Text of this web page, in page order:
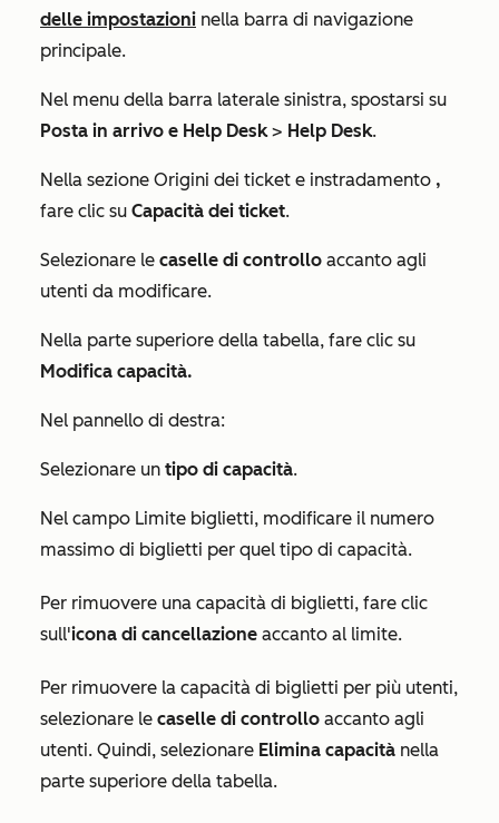
delle impostazioni nella barra di navigazione
principale.
Nel menu della barra laterale sinistra, spostarsi su
Posta in arrivo e Help Desk> Help Desk.
Nella sezione Origini dei ticket e instradamento ,
fare clic su Capacità dei ticket.
Selezionare le caselle di controllo accanto agli
utenti da modificare.
Nella parte superiore della tabella, fare clic su
Modifica capacità.
Nel pannello di destra:
Selezionare un tipo di capacità.
Nel campo Limite biglietti, modificare il numero
massimo di biglietti per quel tipo di capacità.
Per rimuovere una capacità di biglietti, fare clic
sull'icona di cancellazione accanto al limite.
Per rimuovere la capacità di biglietti per più utenti,
selezionare le caselle di controllo accanto agli
utenti. Quindi, selezionare Elimina capacità nella
parte superiore della tabella.